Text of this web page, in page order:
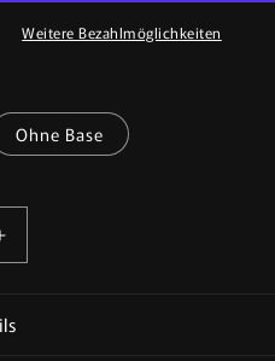
Weitere Bezahlmöglichkeiten
Ohne Base
Erhöhe
für